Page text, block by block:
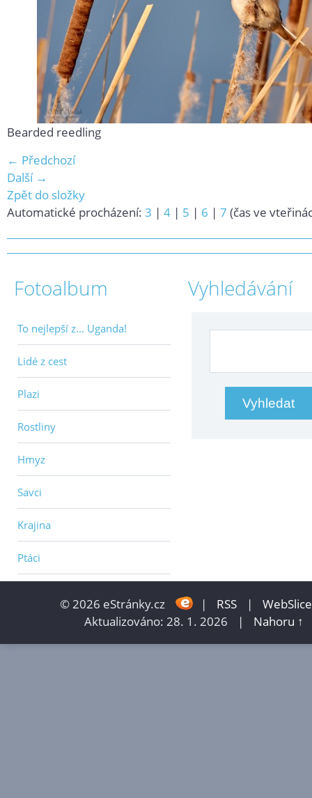
Bearded reedling
← Předchozí
Další →
Zpět do složky
Automatické procházení: 3 | 4 | 5 | 6 | 7 (čas ve
Fotoalbum
To nejlepší z... Uganda!
Lidé z cest
Plazi
Rostliny
Hmyz
Savci
Krajina
Ptáci
Vyhledávání
© 2026 eStránky.cz | RSS |
WebSlice
Aktualizováno: 28. 1. 2026
| Nahoru ↑